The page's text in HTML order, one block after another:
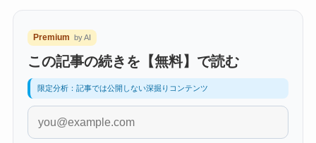
Premium by AI
この記事の続きを【無料】で読む
限定分析：記事では公開しない深掘りコンテンツ